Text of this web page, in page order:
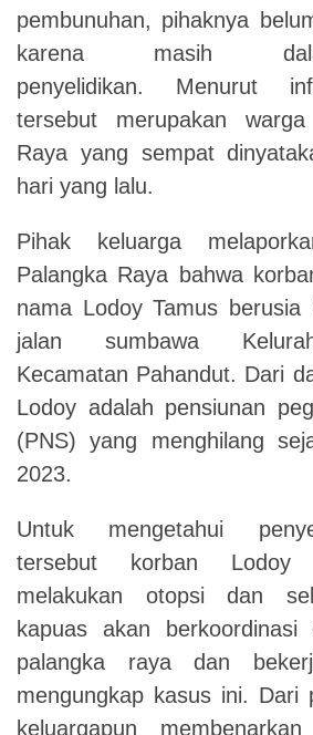
pembunuhan, pihaknya
karena masih
penyelidikan. Menurut
tersebut merupakan
Raya yang sempat
hari yang lalu.
Pihak keluarga
Palangka Raya bahwa
nama Lodoy Tamus
jalan sumbawa
Kecamatan Pahandut. Dari
Lodoy adalah pensiunan
(PNS) yang menghilang
2023.
Untuk mengetahui
tersebut korban Lodoy
melakukan otopsi dan
kapuas akan berkoordinasi
palangka raya dan
mengungkap kasus ini. Dari
keluargapun